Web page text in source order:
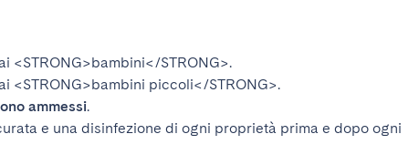
<STRONG>bambini</STRONG>.
<STRONG>bambini piccoli</STRONG>.
ammessi.
e una disinfezione di ogni proprietà prima e dopo ogni